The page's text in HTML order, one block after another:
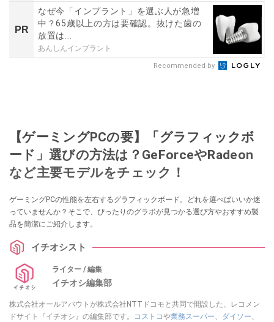
PR
なぜ今「インプラント」を選ぶ人が急増
中？65歳以上の方は要確認。抜けた歯の
放置は...
あんしんインプラント
Recommended by
【ゲーミングPCの要】「グラフィックボ
ード」選びの方法は？GeForceやRadeon
など主要モデルをチェック！
ゲーミングPCの性能を左右するグラフィックボード。どれを選べばいいか迷
っていませんか？そこで、ぴったりのグラボが見つかる選び方やおすすめ製
品を簡潔にご紹介します。
イチオシスト
ライター / 編集
イチオシ編集部
株式会社オールアバウトが株式会社NTTドコモと共同で開設した、レコメン
ドサイト『イチオシ』の編集部です。
コストコや業務スーパー、 ダイソー、